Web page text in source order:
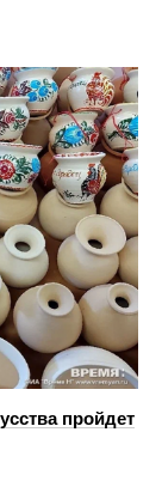
пройдет